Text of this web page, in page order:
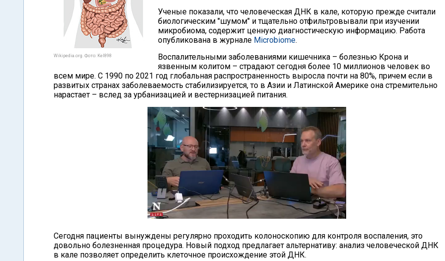
Wikipedia.org. Фото: Kel898
Ученые показали, что человеческая ДНК в кале, которую прежде считали
биологическим "шумом" и тщательно отфильтровывали при изучении
микробиома, содержит ценную диагностическую информацию. Работа
опубликована в журнале Microbiome.
Воспалительными заболеваниями кишечника – болезнью Крона и
язвенным колитом – страдают сегодня более 10 миллионов человек во
всем мире. С 1990 по 2021 год глобальная распространенность выросла почти на 80%, причем если в
развитых странах заболеваемость стабилизируется, то в Азии и Латинской Америке она стремительно
нарастает – вслед за урбанизацией и вестернизацией питания.
Сегодня пациенты вынуждены регулярно проходить колоноскопию для контроля воспаления, это
довольно болезненная процедура. Новый подход предлагает альтернативу: анализ человеческой ДНК
в кале позволяет определить клеточное происхождение этой ДНК.